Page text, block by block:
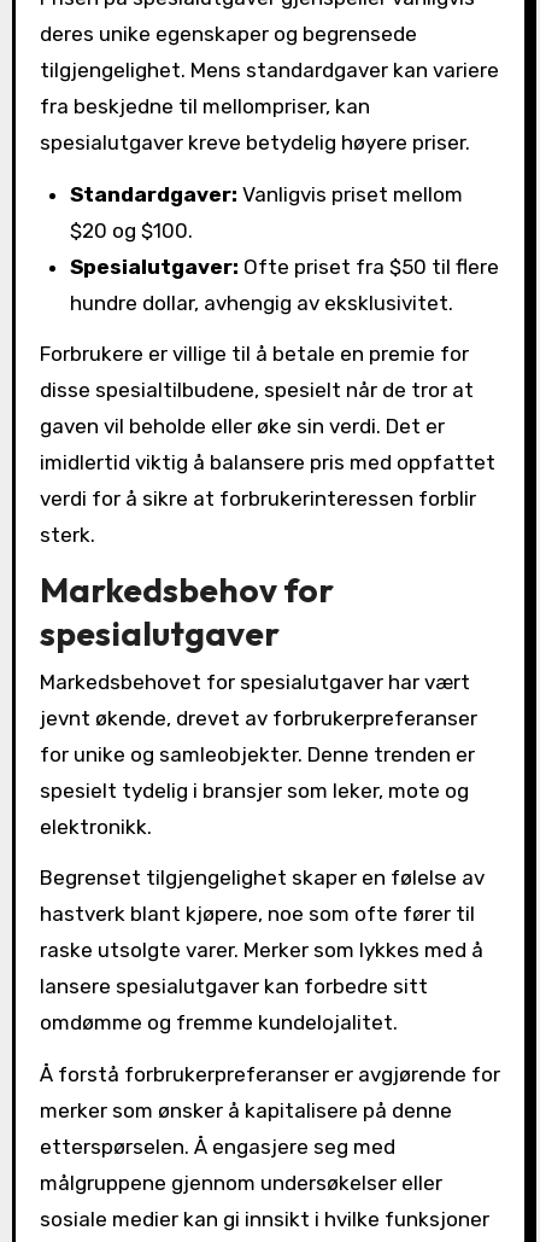
deres unike egenskaper og begrensede
tilgjengelighet. Mens standardgaver kan variere
fra beskjedne til mellompriser, kan
spesialutgaver kreve betydelig høyere priser.
Standardgaver: Vanligvis priset mellom
$20 og $100.
Spesialutgaver: Ofte priset fra $50 til flere
hundre dollar, avhengig av eksklusivitet.
Forbrukere er villige til å betale en premie for
disse spesialtilbudene, spesielt når de tror at
gaven vil beholde eller øke sin verdi. Det er
imidlertid viktig å balansere pris med oppfattet
verdi for å sikre at forbrukerinteressen forblir
sterk.
Markedsbehov for
spesialutgaver
Markedsbehovet for spesialutgaver har vært
jevnt økende, drevet av forbrukerpreferanser
for unike og samleobjekter. Denne trenden er
spesielt tydelig i bransjer som leker, mote og
elektronikk.
Begrenset tilgjengelighet skaper en følelse av
hastverk blant kjøpere, noe som ofte fører til
raske utsolgte varer. Merker som lykkes med å
lansere spesialutgaver kan forbedre sitt
omdømme og fremme kundelojalitet.
Å forstå forbrukerpreferanser er avgjørende for
merker som ønsker å kapitalisere på denne
etterspørselen. Å engasjere seg med
målgruppene gjennom undersøkelser eller
sosiale medier kan gi innsikt i hvilke funksjoner